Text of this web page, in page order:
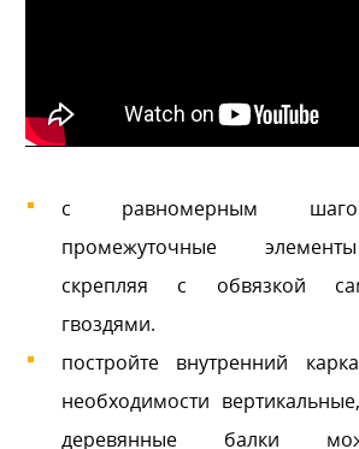
с равномерным
промежуточные
скрепляя с обвязкой
гвоздями.
постройте внутренний
необходимости
деревянные балки